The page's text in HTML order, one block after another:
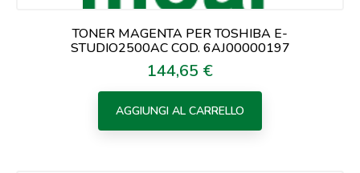
TONER MAGENTA PER TOSHIBA E-
STUDIO2500AC COD. 6AJ00000197
Prezzo
144,65 €
AGGIUNGI AL CARRELLO